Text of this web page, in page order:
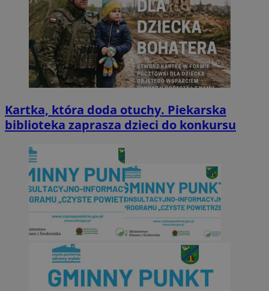
Kartka, która doda otuchy. Piekarska
biblioteka zaprasza dzieci do konkursu